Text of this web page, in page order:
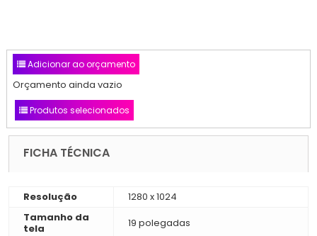
Adicionar ao orçamento
Orçamento ainda vazio
Produtos selecionados
FICHA TÉCNICA
Resolução
1280 x 1024
Tamanho da
tela
19 polegadas